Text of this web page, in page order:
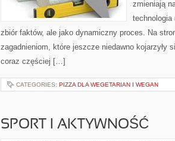
zmieniają
technologia
zbiór faktów, ale jako dynamiczny proces. Na
zagadnieniom, które jeszcze niedawno kojarzyły
coraz częściej […]
CATEGORIES: PIZZA DLA WEGETARIAN I WEGAN
SPORT I AKTYWNOŚĆ